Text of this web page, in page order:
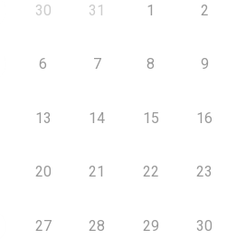
30 31 1 2
6 7 8 9
13 14 15 16
20 21 22 23
27 28 29 30